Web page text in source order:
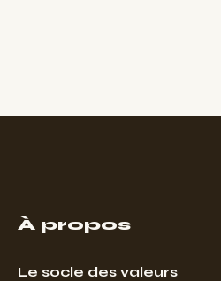
À propos
Le socle des valeurs